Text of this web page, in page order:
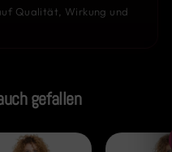
Qualität, Wirkung und
gefallen